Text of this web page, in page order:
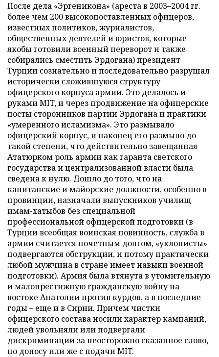
После дела «Эргеникона» (ареста в 2003–2004 гг.
более чем 200 высокопоставленных офицеров,
известных политиков, журналистов,
общественных деятелей и юристов, которые
якобы готовили военный переворот и также
собирались сместить Эрдогана) президент
Турции сознательно и последовательно разрушал
исторически сложившуюся структуру
офицерского корпуса армии. Это делалось и
руками MIT, и через продвижение на офицерские
посты сторонников партии Эрдогана и практики
«умеренного исламизма». Это размывало
офицерский корпус, и наконец его размыло до
такой степени, что действительно завещанная
Ататюрком роль армии как гаранта светского
государства и централизованной власти была
сведена к нулю. Дошло до того, что на
капитанские и майорские должности, особенно в
провинции, назначали выпускников училищ
имам-хатыбов без специальной
профессиональной офицерской подготовки (в
Турции всеобщая воинская повинность, служба в
армии считается почетным долгом, «уклонисты»
подвергаются обструкции, и потому практически
любой мужчина в стране имеет навыки военной
подготовки). Армия была втянута в утомительную
и малопрестижную гражданскую войну на
востоке Анатолии против курдов, а в последние
годы – еще и в Сирии. Причем чистки
офицерского состава носили характер кампаний,
людей увольняли или подвергали
дискриминации за неосторожно сказанное слово,
по доносу или же с подачи MIT.